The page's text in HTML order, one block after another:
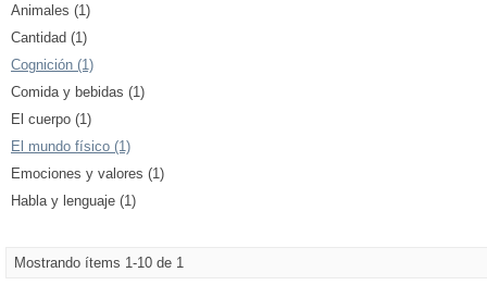
Animales (1)
Cantidad (1)
Cognición (1)
Comida y bebidas (1)
El cuerpo (1)
El mundo físico (1)
Emociones y valores (1)
Habla y lenguaje (1)
Mostrando ítems 1-10 de 1